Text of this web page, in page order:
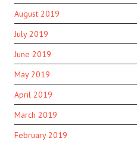
August 2019
July 2019
June 2019
May 2019
April 2019
March 2019
February 2019